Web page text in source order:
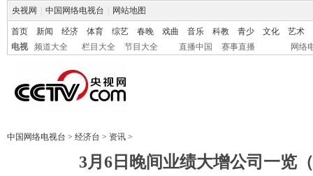
央视网 中国网络电视台 网站地图
首页 新闻 经济 体育 综艺 春晚 戏曲 音乐 科教 青少 文化
艺术
电视
频道大全 栏目大全 节目大全 直播中国 赛事直播 网络
中国网络电视台 > 经济台 > 资讯 >
3月6日晚间业绩大增公司一览